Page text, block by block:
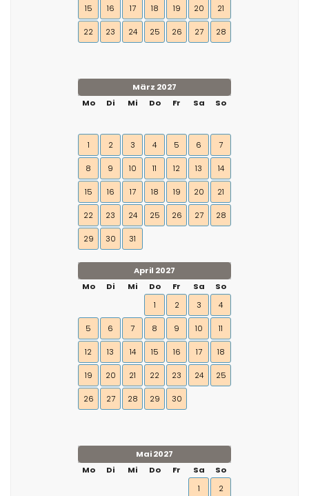
15 16 17 18 19 20 21
22 23 24 25 26 27 28
März 2027
Mo
Di Mi Do Fr Sa So
1 2 3 4 5 6 7
8 9 10 11 12 13 14
15 16 17 18 19 20 21
22 23 24 25 26 27 28
29 30 31
April 2027
Mo
Di Mi Do Fr Sa
So
1
2 3 4
5 6 7 8 9 10 11
12 13 14 15 16 17 18
19 20 21 22 23 24 25
26 27 28 29 30
Mai 2027
Mo
Di Mi Do Fr Sa
So
1
2